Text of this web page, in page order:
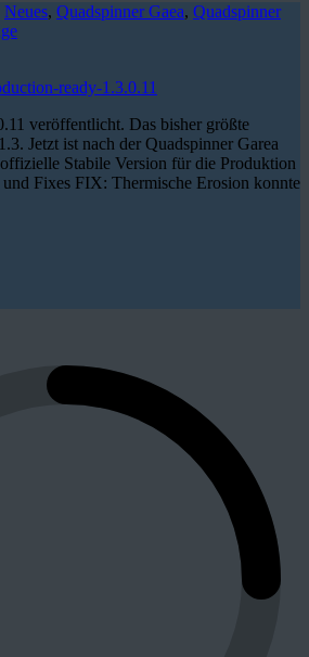
Neues, Quadspinner Gaea, Quadspinner
veröffentlicht. Das bisher größte
Jetzt ist nach der Quadspinner Garea
Stabile Version für die Produktion
Fixes FIX: Thermische Erosion konnte